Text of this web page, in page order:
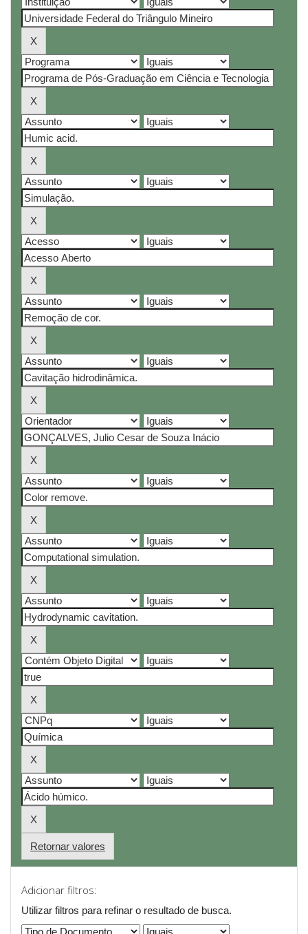
Retornar valores
Adicionar filtros:
Utilizar filtros para refinar o resultado de busca.